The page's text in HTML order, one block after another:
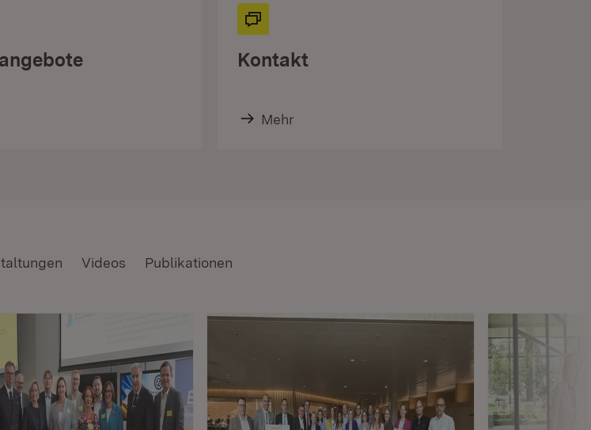
Kontakt
Mehr
Videos Publikationen